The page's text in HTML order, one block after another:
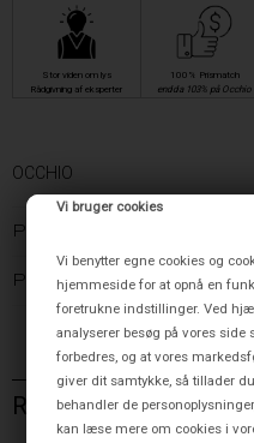
Vi bruger cookies
Vi benytter egne cookies og
hjemmeside for at opnå en
foretrukne indstillinger. Ved
analyserer besøg på vores side
forbedres, og at vores
giver dit samtykke, så tillader
behandler de
kan læse mere om cookies i
Stor viden om lys
Rådgivning af eksperter
100% Prismatch
endda 103% på Occhio
OCCHIO
PRODUKTBESKRIVELSE
RELATEREDE VARER